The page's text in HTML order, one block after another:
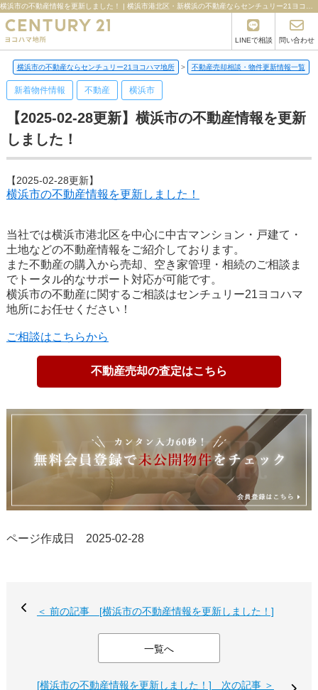
LINEで相談 問い合わせ
横浜市の不動産ならセンチュリー21ヨコハマ地所 > 不動産売却相談・物件更新情報一覧
新着物件情報 不動産 横浜市
【2025-02-28更新】横浜市の不動産情報を更新
しました！
【2025-02-28更新】
横浜市の不動産情報を更新しました！
当社では横浜市港北区を中心に中古マンション・戸建て・
土地などの不動産情報をご紹介しております。
また不動産の購入から売却、空き家管理・相続のご相談ま
でトータル的なサポート対応が可能です。
横浜市の不動産に関するご相談はセンチュリー21ヨコハマ
地所にお任せください！
ご相談はこちらから
不動産売却の査定はこちら
ページ作成日 2025-02-28
＜ 前の記事 [横浜市の不動産情報を更新しました！]
一覧へ
[横浜市の不動産情報を更新しました！] 次の記事 ＞